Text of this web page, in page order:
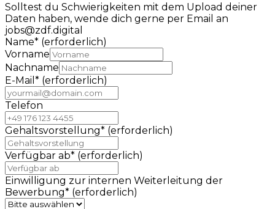
Solltest du Schwierigkeiten mit dem Upload deiner
Daten haben, wende dich gerne per Email an
jobs@zdf.digital
Name* (erforderlich)
Vorname
Nachname
E-Mail * (erforderlich)
Telefon
Gehaltsvorstellung* (erforderlich)
Verfügbar ab* (erforderlich)
Einwilligung zur internen Weiterleitung der
Bewerbung* (erforderlich)